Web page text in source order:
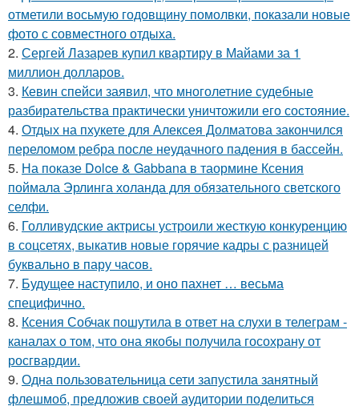
отметили восьмую годовщину помолвки, показали новые
фото с совместного отдыха.
2. Сергей Лазарев купил квартиру в Майами за 1
миллион долларов.
3. Кевин спейси заявил, что многолетние судебные
разбирательства практически уничтожили его состояние.
4. Отдых на пхукете для Алексея Долматова закончился
переломом ребра после неудачного падения в бассейн.
5. На показе Dolce & Gabbana в таормине Ксения
поймала Эрлинга холанда для обязательного светского
селфи.
6. Голливудские актрисы устроили жесткую конкуренцию
в соцсетях, выкатив новые горячие кадры с разницей
буквально в пару часов.
7. Будущее наступило, и оно пахнет … весьма
специфично.
8. Ксения Собчак пошутила в ответ на слухи в телеграм -
каналах о том, что она якобы получила госохрану от
росгвардии.
9. Одна пользовательница сети запустила занятный
флешмоб, предложив своей аудитории поделиться